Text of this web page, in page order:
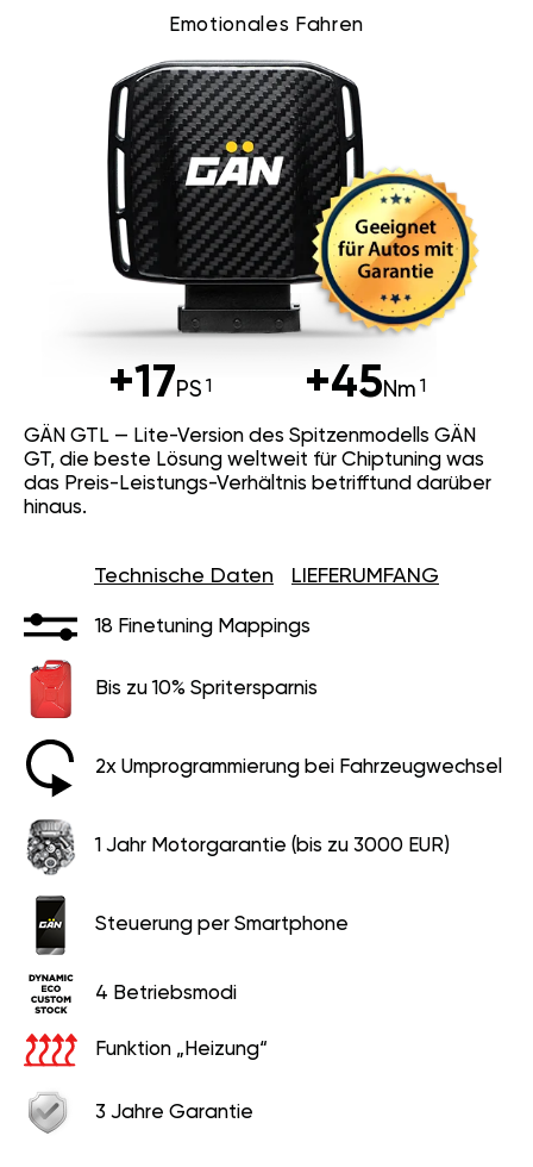
Emotionales Fahren
+17PS +45Nm
GÄN GTL — Lite-Version des Spitzenmodells GÄN
GT, die beste Lösung weltweit für Chiptuning was
das Preis-Leistungs-Verhältnis betrifftund darüber
hinaus.
Technische Daten LIEFERUMFANG
18 Finetuning Mappings
Bis zu 10% Spritersparnis
2x Umprogrammierung bei Fahrzeugwechsel
1 Jahr Motorgarantie (bis zu 3000 EUR)
Steuerung per Smartphone
4 Betriebsmodi
Funktion „Heizung“
3 Jahre Garantie